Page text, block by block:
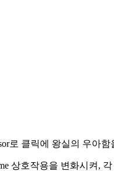
로 클릭에 왕실의 우
상호작용을 변화시